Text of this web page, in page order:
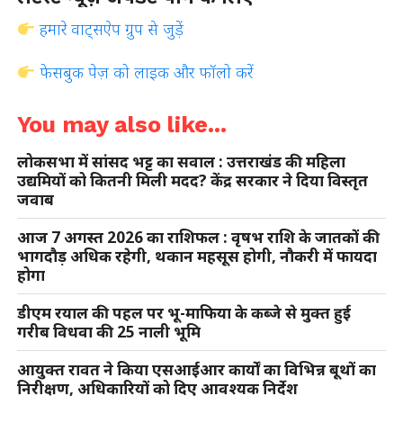
हमारे वाट्सऐप ग्रुप से जुड़ें
फेसबुक पेज़ को लाइक और फॉलो करें
You may also like...
लोकसभा में सांसद भट्ट का सवाल : उत्तराखंड की महिला
उद्यमियों को कितनी मिली मदद? केंद्र सरकार ने दिया विस्तृत
जवाब
आज 7 अगस्त 2026 का राशिफल : वृषभ राशि के जातकों की
भागदौड़ अधिक रहेगी, थकान महसूस होगी, नौकरी में फायदा
होगा
डीएम रयाल की पहल पर भू-माफिया के कब्जे से मुक्त हुई
गरीब विधवा की 25 नाली भूमि
आयुक्त रावत ने किया एसआईआर कार्यों का विभिन्न बूथों का
निरीक्षण, अधिकारियों को दिए आवश्यक निर्देश